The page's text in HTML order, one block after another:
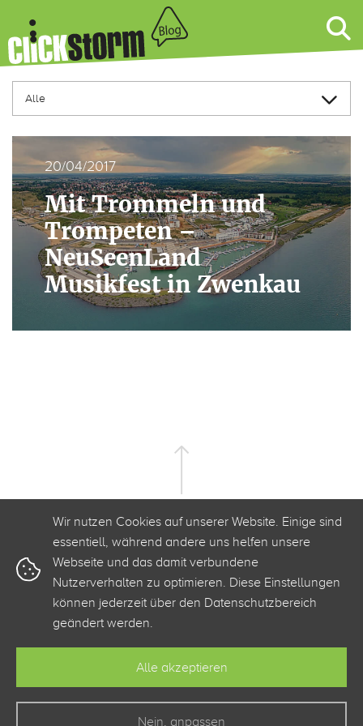
20/04/2017
Mit Trommeln und
Trompeten –
NeuSeenLand
Musikfest in Zwenkau
+49 341 3500 2520 info@clickstorm.de
Zur Webseite von clickstorm
Wir nutzen Cookies auf unserer Website. Einige sind
essentiell, während andere uns helfen unsere
Webseite und das damit verbundene
Nutzerverhalten zu optimieren. Diese Einstellungen
können jederzeit über den Datenschutzbereich
geändert werden.
Alle akzeptieren
Nein, anpassen